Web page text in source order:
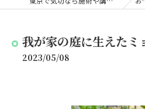
我が家の庭に生えたミ
2023/05/08